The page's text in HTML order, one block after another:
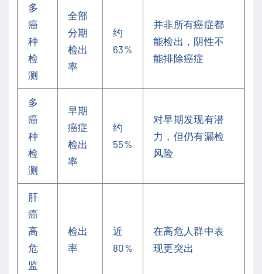
多
癌
种
检
测
全部
分期
检出
率
约
63%
并非所有癌症都
能检出，阴性不
能排除癌症
多
癌
种
检
测
早期
癌症
检出
率
约
55%
对早期发现有潜
力，但仍有漏检
风险
肝
癌
高
危
监
检出
率
近
80%
在高危人群中表
现更突出